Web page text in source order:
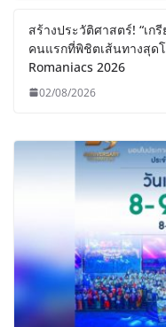
สร้างประวัติศาสตร์! “เก
คนแรกที่พิชิตเส้นทางสุด
Romaniacs 2026
02/08/2026